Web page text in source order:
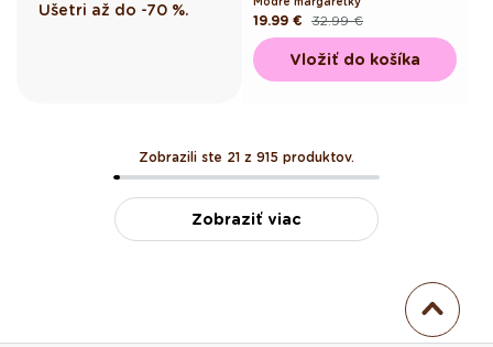
Ušetri až do -70 %.
Pôvodná
cena
32.99 €
Akciová
cena
19.99 €
Vložiť do košíka
Zobrazili ste 21 z 915 produktov.
Zobraziť viac